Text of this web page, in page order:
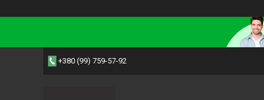
+380 (99) 759-57-92